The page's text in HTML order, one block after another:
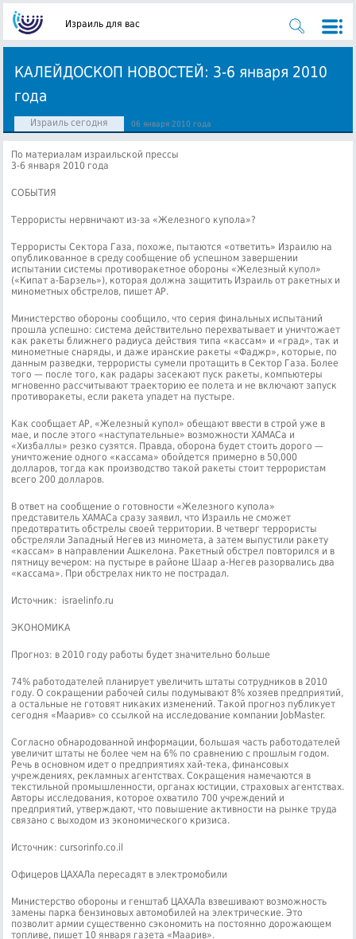
Израиль для вас
КАЛЕЙДОСКОП НОВОСТЕЙ: 3-6 января 2010
года
Израиль сегодня 06 января 2010 года
По материалам израильской прессы
3-6 января 2010 года
СОБЫТИЯ
Террористы нервничают из-за «Железного купола»?
Террористы Сектора Газа, похоже, пытаются «ответить» Израилю на
опубликованное в среду сообщение об успешном завершении
испытании системы противоракетное обороны «Железный купол»
(«Кипат а-Барзель»), которая должна защитить Израиль от ракетных и
минометных обстрелов, пишет АР.
Министерство обороны сообщило, что серия финальных испытаний
прошла успешно: система действительно перехватывает и уничтожает
как ракеты ближнего радиуса действия типа «кассам» и «град», так и
минометные снаряды, и даже иранские ракеты «Фаджр», которые, по
данным разведки, террористы сумели протащить в Сектор Газа. Более
того — после того, как радары засекают пуск ракеты, компьютеры
мгновенно рассчитывают траекторию ее полета и не включают запуск
противоракеты, если ракета упадет на пустыре.
Как сообщает АР, «Железный купол» обещают ввести в строй уже в
мае, и после этого «наступательные» возможности ХАМАСа и
«Хизбаллы» резко сузятся. Правда, оборона будет стоить дорого —
уничтожение одного «кассама» обойдется примерно в 50,000
долларов, тогда как производство такой ракеты стоит террористам
всего 200 долларов.
В ответ на сообщение о готовности «Железного купола»
представитель ХАМАСа сразу заявил, что Израиль не сможет
предотвратить обстрелы своей территории. В четверг террористы
обстреляли Западный Негев из миномета, а затем выпустили ракету
«кассам» в направлении Ашкелона. Ракетный обстрел повторился и в
пятницу вечером: на пустыре в районе Шаар а-Негев разорвались два
«кассама». При обстрелах никто не пострадал.
Источник: israelinfo.ru
ЭКОНОМИКА
Прогноз: в 2010 году работы будет значительно больше
74% работодателей планирует увеличить штаты сотрудников в 2010
году. О сокращении рабочей силы подумывают 8% хозяев предприятий,
а остальные не готовят никаких изменений. Такой прогноз публикует
сегодня «Маарив» со ссылкой на исследование компании JobMaster.
Согласно обнародованной информации, большая часть работодателей
увеличит штаты не более чем на 6% по сравнению с прошлым годом.
Речь в основном идет о предприятиях хай-тека, финансовых
учреждениях, рекламных агентствах. Сокращения намечаются в
текстильной промышленности, органах юстиции, страховых агентствах.
Авторы исследования, которое охватило 700 учреждений и
предприятий, утверждают, что повышение активности на рынке труда
связано с выходом из экономического кризиса.
Источник: cursorinfo.co.il
Офицеров ЦАХАЛа пересадят в электромобили
Министерство обороны и генштаб ЦАХАЛа взвешивают возможность
замены парка бензиновых автомобилей на электрические. Это
позволит армии существенно сэкономить на постоянно дорожающем
топливе, пишет 10 января газета «Маарив».